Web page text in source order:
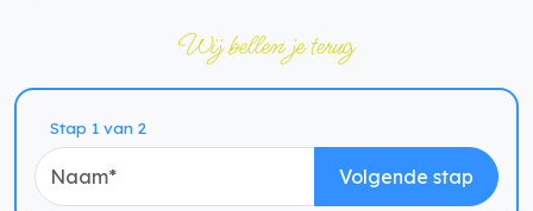
Wij bellen je terug
Stap 1 van 2
Naam
Volgende stap